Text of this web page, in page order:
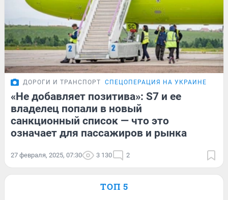
ДОРОГИ И ТРАНСПОРТ СПЕЦОПЕРАЦИЯ НА УКРАИНЕ
«Не добавляет позитива»: S7 и ее
владелец попали в новый
санкционный список — что это
означает для пассажиров и рынка
27 февраля, 2025, 07:30 3 130 2
ТОП 5